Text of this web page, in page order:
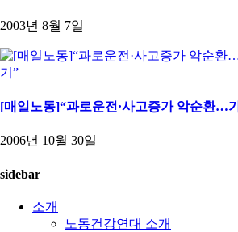
2003년 8월 7일
[매일노동]“과로운전·사고증가 악순환…
2006년 10월 30일
sidebar
소개
노동건강연대 소개